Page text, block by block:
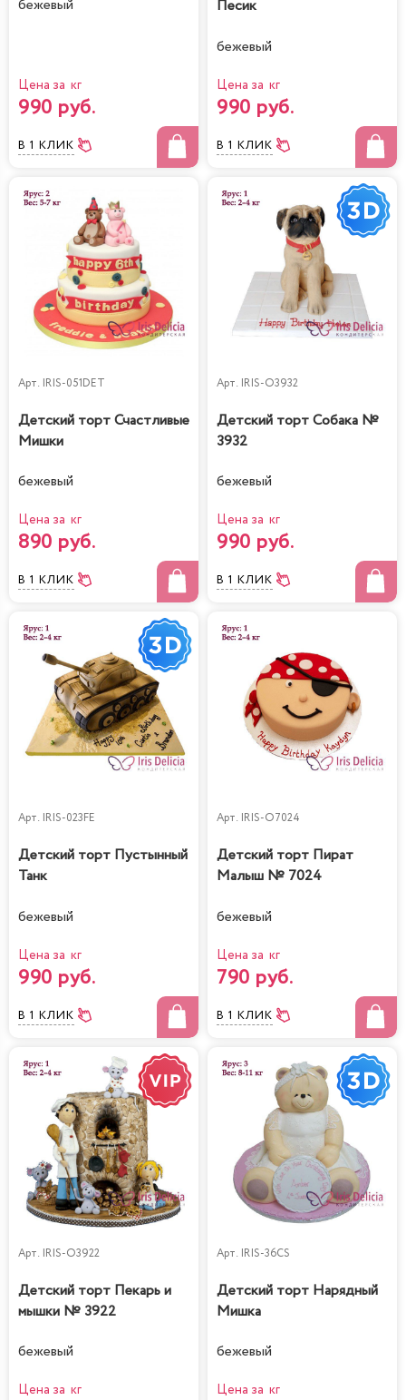
бежевый
Цена за кг
990 руб.
В 1 КЛИК
Песик
бежевый
Цена за кг
990 руб.
В 1 КЛИК
Арт. IRIS-051DET
Детский торт Счастливые
Мишки
бежевый
Цена за кг
890 руб.
В 1 КЛИК
Арт. IRIS-O3932
Детский торт Собака №
3932
бежевый
Цена за кг
990 руб.
В 1 КЛИК
Арт. IRIS-023FE
Детский торт Пустынный
Танк
бежевый
Цена за кг
990 руб.
В 1 КЛИК
Арт. IRIS-O7024
Детский торт Пират
Малыш № 7024
бежевый
Цена за кг
790 руб.
В 1 КЛИК
Арт. IRIS-O3922
Детский торт Пекарь и
мышки № 3922
бежевый
Цена за кг
Арт. IRIS-36CS
Детский торт Нарядный
Мишка
бежевый
Цена за кг